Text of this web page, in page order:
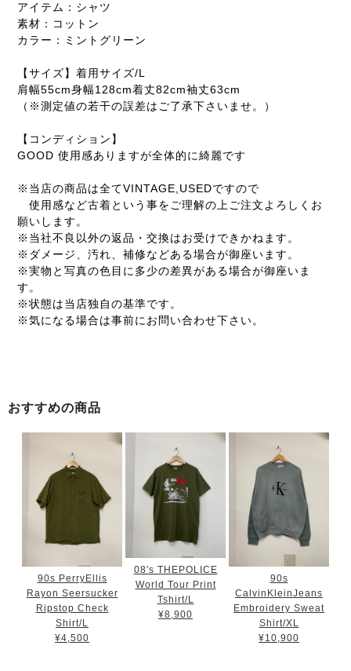
アイテム：シャツ
素材：コットン
カラー：ミントグリーン
【サイズ】着用サイズ/L
肩幅55cm身幅128cm着丈82cm袖丈63cm
（※測定値の若干の誤差はご了承下さいませ。）
【コンディション】
GOOD 使用感ありますが全体的に綺麗です
※当店の商品は全てVINTAGE,USEDですので
使用感など古着という事をご理解の上ご注文よろしくお
願いします。
※当社不良以外の返品・交換はお受けできかねます。
※ダメージ、汚れ、補修などある場合が御座います。
※実物と写真の色目に多少の差異がある場合が御座いま
す。
※状態は当店独自の基準です。
※気になる場合は事前にお問い合わせ下さい。
おすすめの商品
90s PerryEllis
Rayon Seersucker
Ripstop Check
Shirt/L
¥4,500
08's THEPOLICE
World Tour Print
Tshirt/L
¥8,900
90s
CalvinKleinJeans
Embroidery Sweat
Shirt/XL
¥10,900